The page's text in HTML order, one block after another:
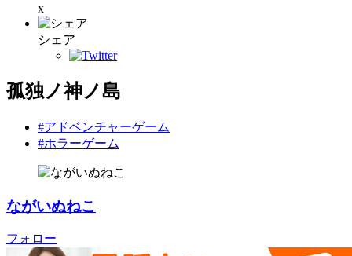
x
シェア
孤独ノ神ノ島
#アドベンチャーゲーム
#ホラーゲーム
ながいぬねこ
フォロー